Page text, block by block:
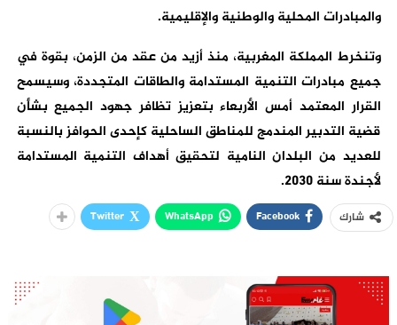
والمبادرات المحلية والوطنية والإقليمية.
وتنخرط المملكة المغربية، منذ أزيد من عقد من الزمن، بقوة في
جميع مبادرات التنمية المستدامة والطاقات المتجددة، وسيسمح
القرار المعتمد أمس الأربعاء بتعزيز تظافر جهود الجميع بشأن
قضية التدبير المندمج للمناطق الساحلية كإحدى الحوافز بالنسبة
للعديد من البلدان النامية لتحقيق أهداف التنمية المستدامة
لأجندة سنة 2030.
شارك Facebook
WhatsApp
Twitter